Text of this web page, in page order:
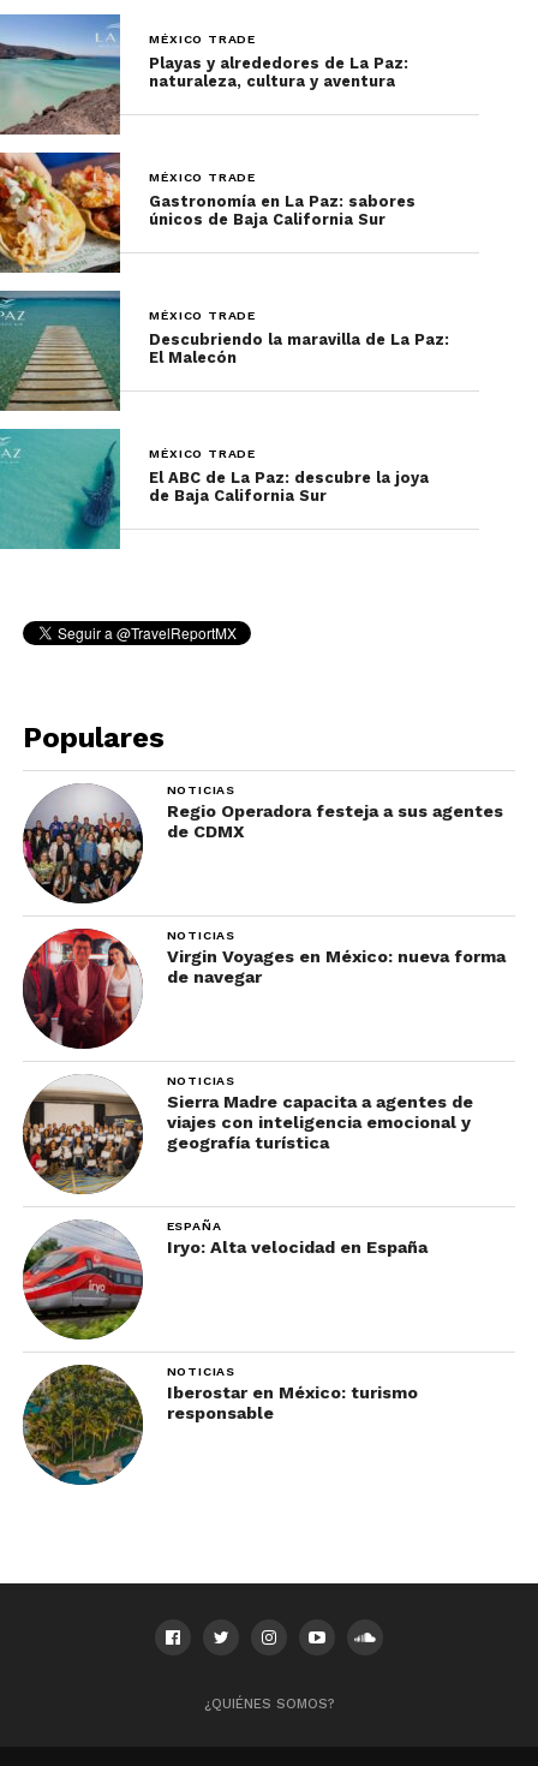
También destacan el
Fundición y laConferencia Internacional sobre
la Financiación para el Desarrollo, organizado
por la ONU, entre muchos otros.
MÉXICO TRADE
Playas y alrededores de La Paz:
naturaleza, cultura y aventura
MÉXICO TRADE
Gastronomía en La Paz: sabores
únicos de Baja California Sur
MÉXICO TRADE
Descubriendo la maravilla de La Paz:
El Malecón
MÉXICO TRADE
El ABC de La Paz: descubre la joya
de Baja California Sur
Populares
NOTICIAS
Regio Operadora festeja a sus agentes
de CDMX
NOTICIAS
Virgin Voyages en México: nueva forma
de navegar
NOTICIAS
Sierra Madre capacita a agentes de
viajes con inteligencia emocional y
geografía turística
ESPAÑA
Iryo: Alta velocidad en España
NOTICIAS
Iberostar en México: turismo
responsable
¿QUIÉNES SOMOS?